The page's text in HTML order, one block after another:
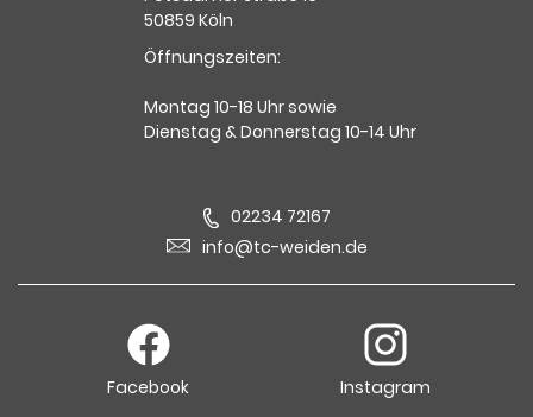
50859 Köln
Öffnungszeiten:
Montag 10-18 Uhr sowie
Dienstag & Donnerstag 10-14 Uhr
02234 72167
info@tc-weiden.de
Facebook Instagram